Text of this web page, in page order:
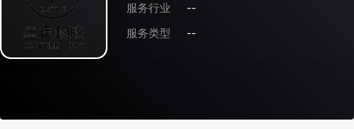
服务行业
--
服务类型
--